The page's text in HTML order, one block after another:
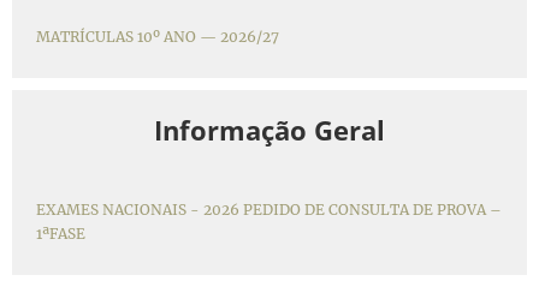
MATRÍCULAS 10º ANO — 2026/27
Informação Geral
EXAMES NACIONAIS - 2026 PEDIDO DE CONSULTA DE PROVA –
1ªFASE